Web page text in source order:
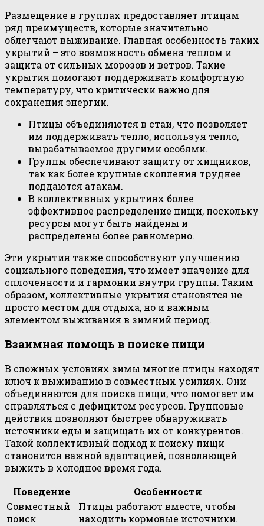
Размещение в группах предоставляет птицам
ряд преимуществ, которые значительно
облегчают выживание. Главная особенность таких
укрытий – это возможность обмена теплом и
защита от сильных морозов и ветров. Такие
укрытия помогают поддерживать комфортную
температуру, что критически важно для
сохранения энергии.
Птицы объединяются в стаи, что позволяет
им поддерживать тепло, используя тепло,
вырабатываемое другими особями.
Группы обеспечивают защиту от хищников,
так как более крупные скопления труднее
поддаются атакам.
В коллективных укрытиях более
эффективное распределение пищи, поскольку
ресурсы могут быть найдены и
распределены более равномерно.
Эти укрытия также способствуют улучшению
социального поведения, что имеет значение для
сплоченности и гармонии внутри группы. Таким
образом, коллективные укрытия становятся не
просто местом для отдыха, но и важным
элементом выживания в зимний период.
Взаимная помощь в поиске пищи
В сложных условиях зимы многие птицы находят
ключ к выживанию в совместных усилиях. Они
объединяются для поиска пищи, что помогает им
справляться с дефицитом ресурсов. Групповые
действия позволяют быстрее обнаруживать
источники еды и защищать их от конкурентов.
Такой коллективный подход к поиску пищи
становится важной адаптацией, позволяющей
выжить в холодное время года.
Поведение
Особенности
Совместный
поиск
Птицы работают вместе, чтобы
находить кормовые источники.